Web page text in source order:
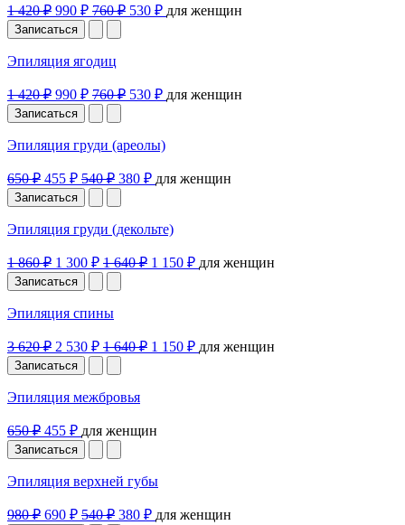
1 420 ₽ 990 ₽ 760 ₽ 530 ₽ для женщин
Записаться
Эпиляция ягодиц
1 420 ₽ 990 ₽ 760 ₽ 530 ₽ для женщин
Записаться
Эпиляция груди (ареолы)
650 ₽ 455 ₽ 540 ₽ 380 ₽ для женщин
Записаться
Эпиляция груди (декольте)
1 860 ₽ 1 300 ₽ 1 640 ₽ 1 150 ₽ для женщин
Записаться
Эпиляция спины
3 620 ₽ 2 530 ₽ 1 640 ₽ 1 150 ₽ для женщин
Записаться
Эпиляция межбровья
650 ₽ 455 ₽ для женщин
Записаться
Эпиляция верхней губы
980 ₽ 690 ₽ 540 ₽ 380 ₽ для женщин